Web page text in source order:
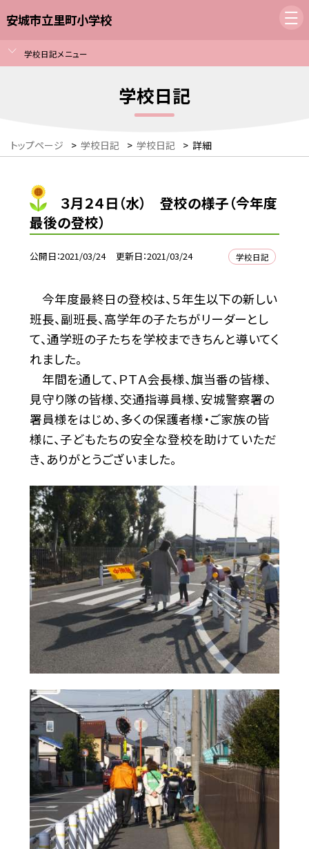
安城市立里町小学校
学校日記メニュー
学校日記
トップページ > 学校日記 > 学校日記 > 詳細
３月２４日（水） 登校の様子（今年度
最後の登校）
公開日 2021/03/24 更新日 2021/03/24 学校日記
今年度最終日の登校は、５年生以下の新しい
班長、副班長、高学年の子たちがリーダーとし
て、通学班の子たちを学校まできちんと導いてく
れました。
年間を通して、ＰＴＡ会長様、旗当番の皆様、
見守り隊の皆様、交通指導員様、安城警察署の
署員様をはじめ、多くの保護者様・ご家族の皆
様に、子どもたちの安全な登校を助けていただ
き、ありがとうございました。